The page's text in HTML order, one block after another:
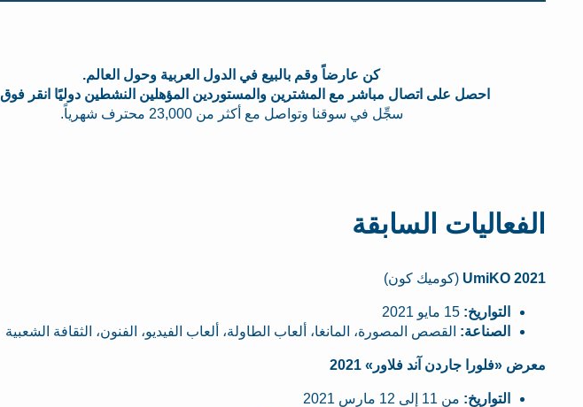
كن عارضاً وقم بالبيع في الدول العربية وحول العالم.
احصل على اتصال مباشر مع المشترين والمستوردين المؤهلين النشطين دوليًا انقر فوق
سجِّل في سوقنا وتواصل مع أكثر من 23,000 محترف شهرياً.
الفعاليات السابقة
UmiKO 2021 (كوميك كون)
التواريخ:
الصناعة: القصص المصورة، المانغا، ألعاب الطاولة، ألعاب الفيديو، الفنون، الثقافة الشعبية
معرض «فلورا جاردن آند فلاور» 2021
التواريخ: من 11 إلى 12 مارس 2021